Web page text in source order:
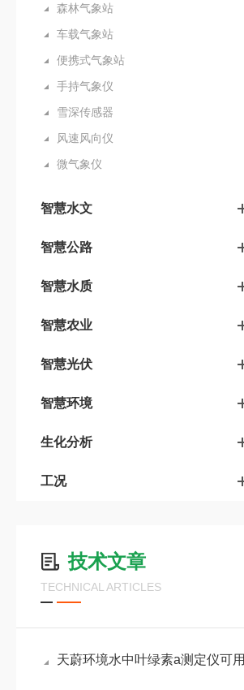
森林气象站
车载气象站
便携式气象站
手持气象仪
雪深传感器
风速风向仪
微气象仪
智慧水文
智慧公路
智慧水质
智慧农业
智慧光伏
智慧环境
生化分析
工况
技术文章
TECHNICAL ARTICLES
天蔚环境水中叶绿素a测定仪可用于：自然河湖、人工水产塘等复杂水环境场景